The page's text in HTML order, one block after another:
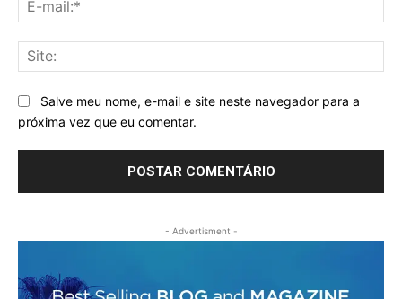
Salve meu nome, e-mail e site neste navegador para a
próxima vez que eu comentar.
- Advertisment -